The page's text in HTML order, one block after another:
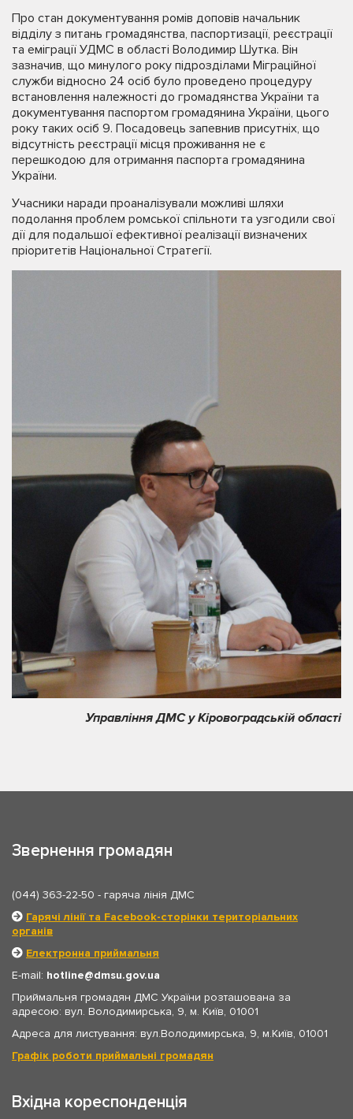
Про стан документування ромів доповів начальник
відділу з питань громадянства, паспортизації, реєстрації
та еміграції УДМС в області Володимир Шутка. Він
зазначив, що минулого року підрозділами Міграційної
служби відносно 24 осіб було проведено процедуру
встановлення належності до громадянства України та
документування паспортом громадянина України, цього
року таких осіб 9. Посадовець запевнив присутніх, що
відсутність реєстрації місця проживання не є
перешкодою для отримання паспорта громадянина
України.
Учасники наради проаналізували можливі шляхи
подолання проблем ромської спільноти та узгодили свої
дії для подальшої ефективної реалізації визначених
пріоритетів Національної Стратегії.
Управління ДМС у Кіровоградській області
Звернення громадян
(044) 363-22-50 - гаряча лінія ДМС
Гарячі лінії та Facebook-сторінки територіальних
органів
Електронна приймальня
E-mail: hotline
dmsu.gov.ua
Приймальня громадян ДМС України розташована за
адресою: вул. Володимирська, 9, м. Київ, 01001
Адреса для листування: вул.Володимирська, 9, м.Київ, 01001
Графік роботи приймальні громадян
Вхідна кореспонденція